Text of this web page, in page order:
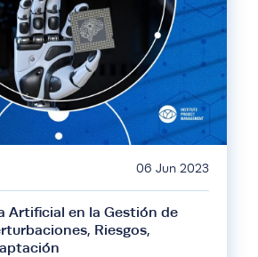
06 Jun 2023
Artificial en la Gestión de
Riesgos,